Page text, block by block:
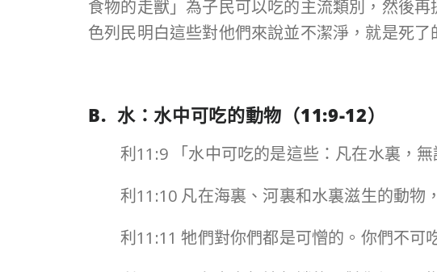
食物的走獸」為子民可以吃的主流類別，然後
色列民明白這些對他們來說並不潔淨，就是死
B. 水：水中可吃的動物（11:9-12）
利11:9 「水中可吃的是這些：凡在水裏，
利11:10 凡在海裏、河裏和水裏滋生的動物
利11:11 牠們對你們都是可憎的。你們不可